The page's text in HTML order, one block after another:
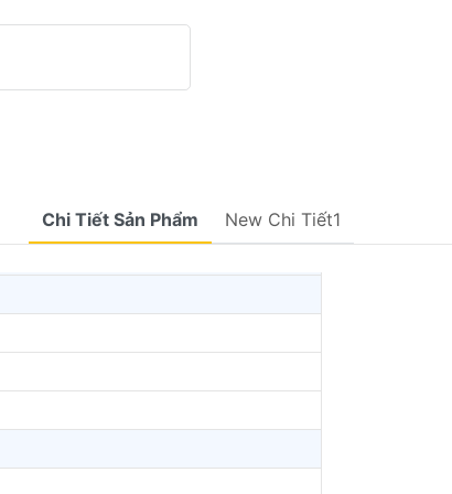
Chi Tiết Sản Phẩm New Chi Tiết1